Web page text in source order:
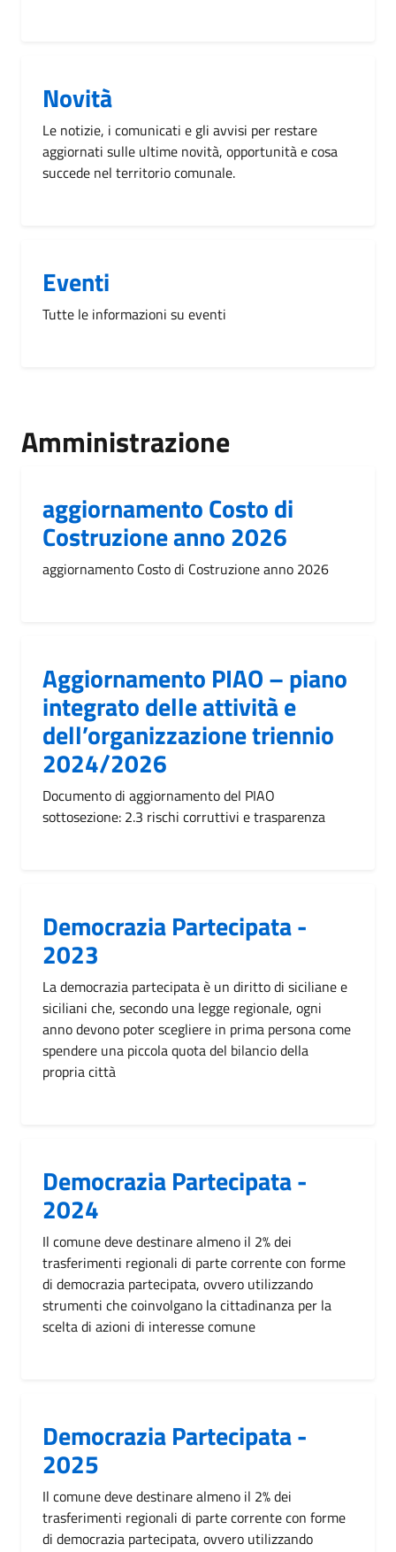
Novità
Le notizie, i comunicati e gli avvisi per restare
aggiornati sulle ultime novità, opportunità e cosa
succede nel territorio comunale.
Eventi
Tutte le informazioni su eventi
Amministrazione
aggiornamento Costo di
Costruzione anno 2026
aggiornamento Costo di Costruzione anno 2026
Aggiornamento PIAO – piano
integrato delle attività e
dell’organizzazione triennio
2024/2026
Documento di aggiornamento del PIAO
sottosezione: 2.3 rischi corruttivi e trasparenza
Democrazia Partecipata -
2023
La democrazia partecipata è un diritto di siciliane e
siciliani che, secondo una legge regionale, ogni
anno devono poter scegliere in prima persona come
spendere una piccola quota del bilancio della
propria città
Democrazia Partecipata -
2024
Il comune deve destinare almeno il 2% dei
trasferimenti regionali di parte corrente con forme
di democrazia partecipata, ovvero utilizzando
strumenti che coinvolgano la cittadinanza per la
scelta di azioni di interesse comune
Democrazia Partecipata -
2025
Il comune deve destinare almeno il 2% dei
trasferimenti regionali di parte corrente con forme
di democrazia partecipata, ovvero utilizzando